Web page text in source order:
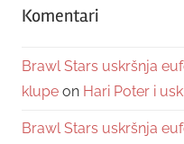
Komentari
Brawl Stars uskršnja
klupe on Hari Poter i
Brawl Stars uskršnja